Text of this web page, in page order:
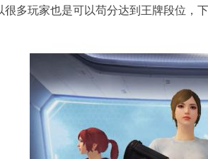
很多玩家也是可以苟分达到王牌段位，